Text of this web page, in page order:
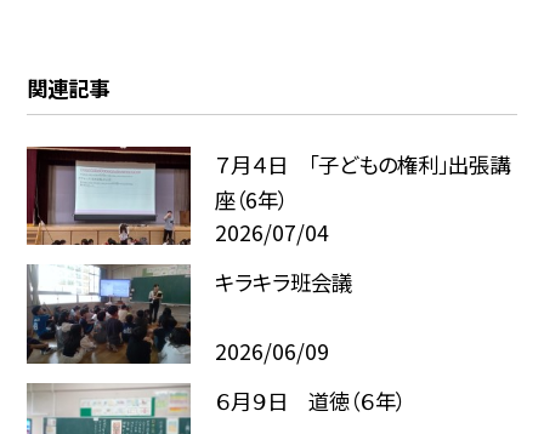
関連記事
７月４日 「子どもの権利」出張講
座（6年）
2026/07/04
キラキラ班会議
2026/06/09
６月９日 道徳（６年）